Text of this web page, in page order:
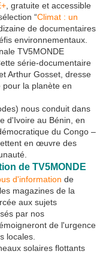
, gratuite et accessible
“Climat : un
de documentaires
environnementaux.
TV5MONDE
série-documentaire
Arthur Gosset, dresse
la planète en
nous conduit dans
d'Ivoire au Bénin, en
du Congo –
en œuvre des
de TV5MONDE
d'information de
magazines de la
aux sujets
par nos
de l'urgence
locales.
solaires flottants